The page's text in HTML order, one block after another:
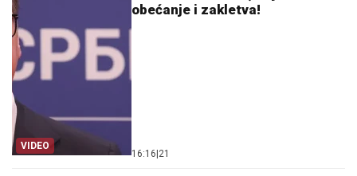
VIDEO
obećanje i zakletva!
16:16 21